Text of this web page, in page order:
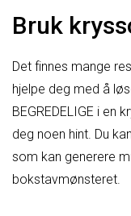
Bruk
Det finnes mange
hjelpe deg med å
BEGREDELIGE i en
deg noen hint. Du
som kan generere
bokstavmønsteret.